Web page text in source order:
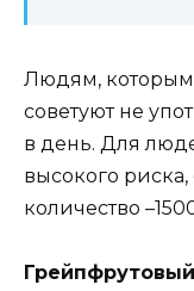
Людям, которым
советуют не
в день. Для
высокого
количество